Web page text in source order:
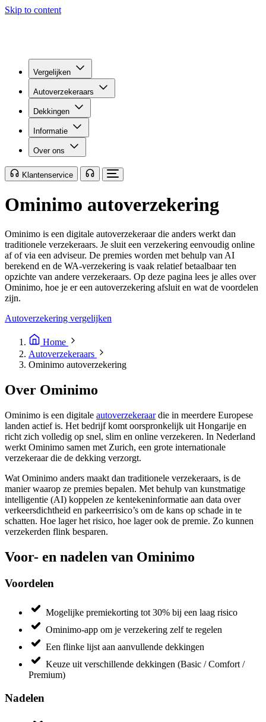
Skip to content
Vergelijken
Autoverzekeraars
Dekkingen
Informatie
Over ons
Klantenservice
Ominimo autoverzekering
Ominimo is een digitale autoverzekeraar die anders werkt dan
traditionele verzekeraars. Je sluit een verzekering eenvoudig online
af of via een adviseur. De premies worden met behulp van AI
berekend en de WA-verzekering is vaak relatief betaalbaar ten
opzichte van andere verzekeraars. Op deze pagina lees je alles over
Ominimo, hoe je er een autoverzekering afsluit en wat de voordelen
zijn.
Autoverzekering vergelijken
Home
Autoverzekeraars
Ominimo autoverzekering
Over Ominimo
Ominimo is een digitale autoverzekeraardie in meerdere Europese
landen actief is. Het bedrijf komt oorspronkelijk uit Hongarije en
richt zich volledig op snel, slim en online verzekeren. In Nederland
werkt Ominimo samen met Zurich, een grote internationale
verzekeraar die de dekking verzorgt.
Wat Ominimo anders maakt dan traditionele verzekeraars, is de
manier waarop ze premies bepalen. Met behulp van kunstmatige
intelligentie (AI) koppelen ze kentekeninformatie aan data over
verkeersdichtheid en parkeerrisico’s om de kans op schade in te
schatten. Hoe lager het risico, hoe lager ook de premie. Zo kunnen
verzekerden flink besparen.
Voor- en nadelen van Ominimo
Voordelen
Mogelijke premiekorting tot 30% bij een laag risico
Ominimo-app om je verzekering zelf te regelen
Een flinke lijst aan aanvullende dekkingen
Keuze uit verschillende dekkingen (Basic / Comfort /
Premium)
Nadelen